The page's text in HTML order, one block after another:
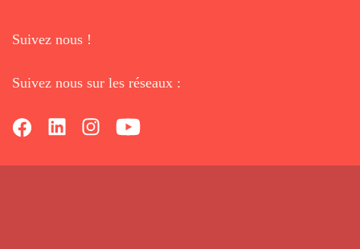
Suivez nous !
Suivez nous sur les réseaux :